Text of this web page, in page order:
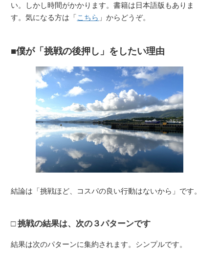
い。しかし時間がかかります。書籍は日本語版もありま
す。気になる方は「こちら 」からどうぞ。
僕が「挑戦の後押し」をしたい理由
結論は「挑戦ほど、コスパの良い行動はないから」です。
挑戦の結果は、次の３パターンです
結果は次のパターンに集約されます。シンプルです。